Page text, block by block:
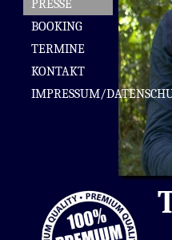
PRESSE
BOOKING
TERMINE
KONTAKT
IMPRESSUM/